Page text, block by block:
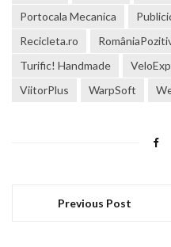
Portocala Mecanica
Recicleta.ro
Turific! Handmade
ViitorPlus
WarpSoft
Previous Post